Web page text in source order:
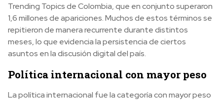
Trending Topics de Colombia, que en conjunto superaron
1,6 millones de apariciones. Muchos de estos términos se
repitieron de manera recurrente durante distintos
meses, lo que evidencia la persistencia de ciertos
asuntos en la discusión digital del país.
Política internacional con mayor peso
La política internacional fue la categoría con mayor peso